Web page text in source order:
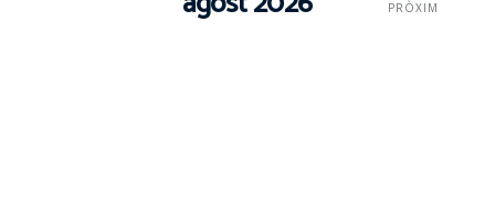
PRÒXIM